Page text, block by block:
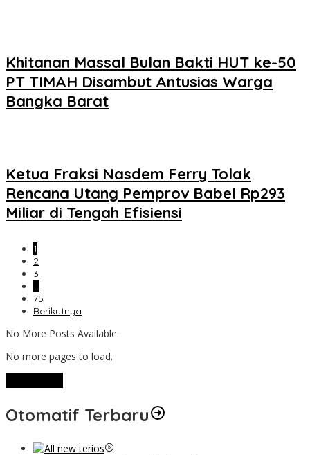
Khitanan Massal Bulan Bakti HUT ke-50
PT TIMAH Disambut Antusias Warga
Bangka Barat
Ketua Fraksi Nasdem Ferry Tolak
Rencana Utang Pemprov Babel Rp293
Miliar di Tengah Efisiensi
1
2
3
…
75
Berikutnya
No More Posts Available.
No more pages to load.
Otomatif Terbaru